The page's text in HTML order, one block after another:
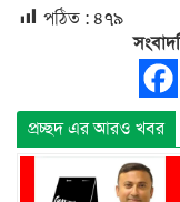
পঠিত : ৪৭৯
প্রচ্ছদ এর আরও খবর